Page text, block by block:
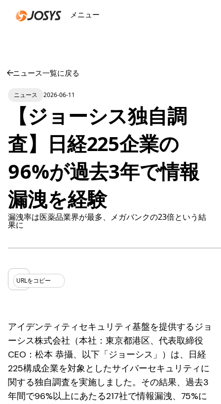
メニュー
ニュース一覧に戻る
ニュース 2026-06-11
【ジョーシス独自調
査】日経225企業の
96%が過去3年で情報
漏洩を経験
漏洩率は医薬品業界が最多、メガバンクの23倍という結
果に
URLをコピー
アイデンティティセキュリティ基盤を提供するジョ
ーシス株式会社（本社：東京都港区、代表取締役
CEO：松本 恭攝、以下「ジョーシス」）は、日経
225構成企業を対象としたサイバーセキュリティに
関する独自調査を実施しました。その結果、過去3
年間で96%以上にあたる217社で情報漏洩、75%に